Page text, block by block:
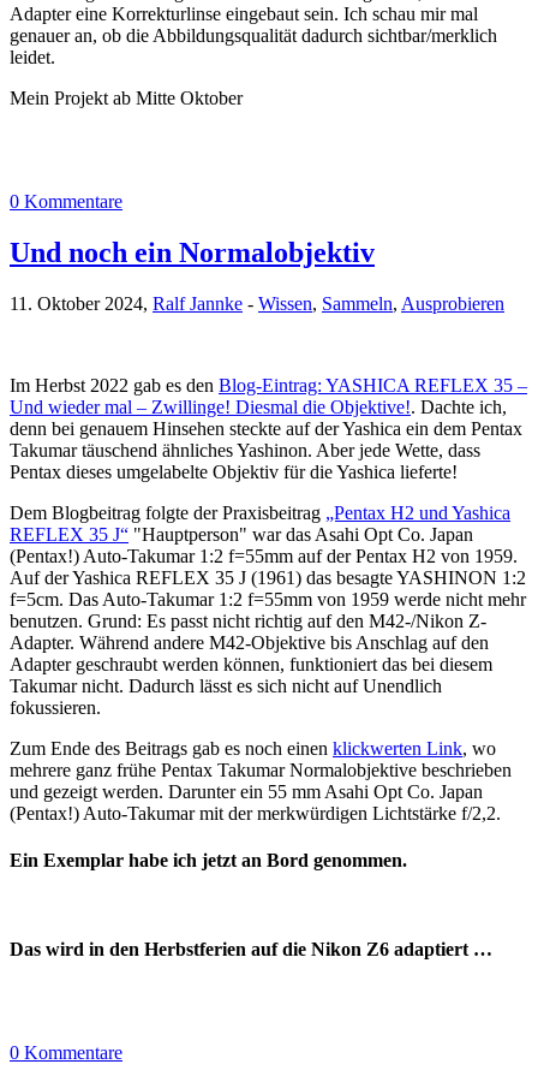
Adapter eine Korrekturlinse eingebaut sein. Ich schau mir mal
genauer an, ob die Abbildungsqualität dadurch sichtbar/merklich
leidet.
Mein Projekt ab Mitte Oktober
0 Kommentare
Und noch ein Normalobjektiv
11. Oktober 2024, Ralf Jannke - Wissen, Sammeln, Ausprobieren
Im Herbst 2022 gab es den Blog-Eintrag: YASHICA REFLEX 35 –
Und wieder mal – Zwillinge! Diesmal die Objektive!. Dachte ich,
denn bei genauem Hinsehen steckte auf der Yashica ein dem Pentax
Takumar täuschend ähnliches Yashinon. Aber jede Wette, dass
Pentax dieses umgelabelte Objektiv für die Yashica lieferte!
Dem Blogbeitrag folgte der Praxisbeitrag „Pentax H2 und Yashica
REFLEX 35 J“ "Hauptperson" war das Asahi Opt Co. Japan
(Pentax!) Auto-Takumar 1:2 f=55mm auf der Pentax H2 von 1959.
Auf der Yashica REFLEX 35 J (1961) das besagte YASHINON 1:2
f=5cm. Das Auto-Takumar 1:2 f=55mm von 1959 werde nicht mehr
benutzen. Grund: Es passt nicht richtig auf den M42-/Nikon Z-
Adapter. Während andere M42-Objektive bis Anschlag auf den
Adapter geschraubt werden können, funktioniert das bei diesem
Takumar nicht. Dadurch lässt es sich nicht auf Unendlich
fokussieren.
Zum Ende des Beitrags gab es noch einen klickwerten Link, wo
mehrere ganz frühe Pentax Takumar Normalobjektive beschrieben
und gezeigt werden. Darunter ein 55 mm Asahi Opt Co. Japan
(Pentax!) Auto-Takumar mit der merkwürdigen Lichtstärke f/2,2.
Ein Exemplar habe ich jetzt an Bord genommen.
Das wird in den Herbstferien auf die Nikon Z6 adaptiert …
0 Kommentare